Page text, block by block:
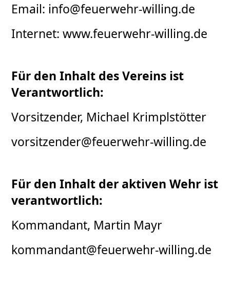
Email: info@feuerwehr-willing.de
Internet: www.feuerwehr-willing.de
Für den Inhalt des Vereins ist
Verantwortlich:
Vorsitzender, Michael Krimplstötter
vorsitzender@feuerwehr-willing.de
Für den Inhalt der aktiven Wehr ist
verantwortlich:
Kommandant, Martin Mayr
kommandant@feuerwehr-willing.de